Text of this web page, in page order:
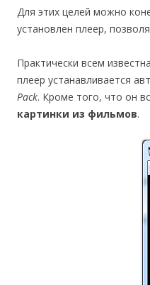
Для этих целей можно
установлен плеер,
Практически всем
плеер устанавливается
Pack. Кроме того, что он
картинки из фильмов.